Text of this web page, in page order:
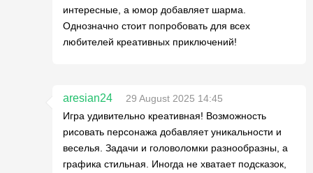
интересные, а юмор добавляет шарма.
Однозначно стоит попробовать для всех
любителей креативных приключений!
aresian24
29 August 2025 14:45
Игра удивительно креативная! Возможность
рисовать персонажа добавляет уникальности и
веселья. Задачи и головоломки разнообразны, а
графика стильная. Иногда не хватает подсказок,